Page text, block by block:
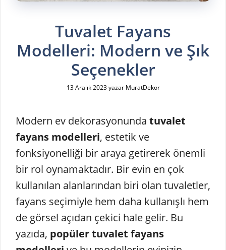
Tuvalet Fayans
Modelleri: Modern ve Şık
Seçenekler
13 Aralık 2023 yazar MuratDekor
Modern ev dekorasyonunda tuvalet
fayans modelleri, estetik ve
fonksiyonelliği bir araya getirerek önemli
bir rol oynamaktadır. Bir evin en çok
kullanılan alanlarından biri olan tuvaletler,
fayans seçimiyle hem daha kullanışlı hem
de görsel açıdan çekici hale gelir. Bu
yazıda, popüler tuvalet fayans